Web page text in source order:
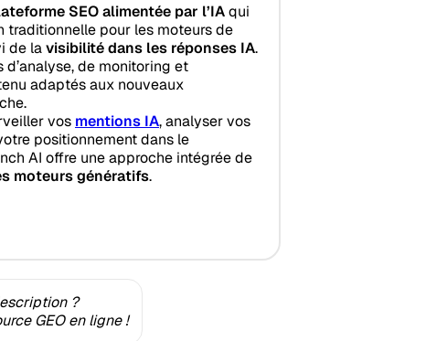
SEO alimentée par l’IAqui
traditionnelle pour les moteurs de
de lavisibilité dans les réponses IA.
de monitoring et
adaptés aux nouveaux
vos mentions IA, analyser vos
positionnement dans le
AI offre une approche intégrée de
moteurs génératifs.
?
GEO en ligne !